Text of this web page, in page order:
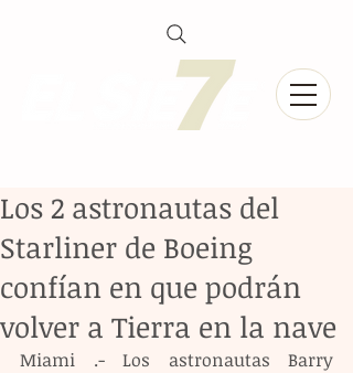
Los 2 astronautas del
Starliner de Boeing
confían en que podrán
volver a Tierra en la nave
Miami .- Los astronautas Barry